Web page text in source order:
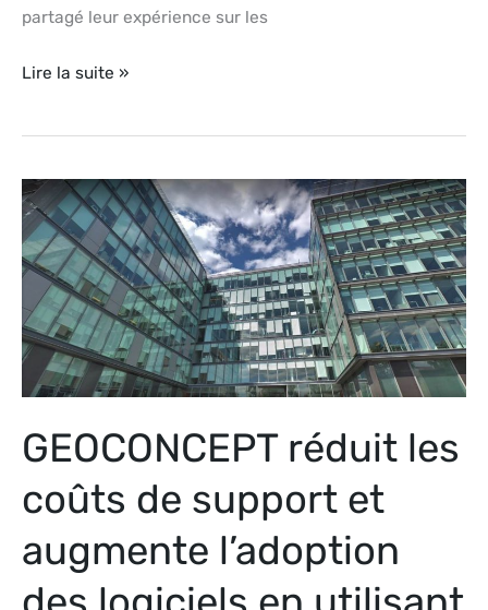
partagé leur expérience sur les
Lire la suite »
GEOCONCEPT réduit les
coûts de support et
augmente l’adoption
GEOCONCEPT
réduit
les
coûts
de
support
l’adoption
des
logiciels
utilisant
WalkMe